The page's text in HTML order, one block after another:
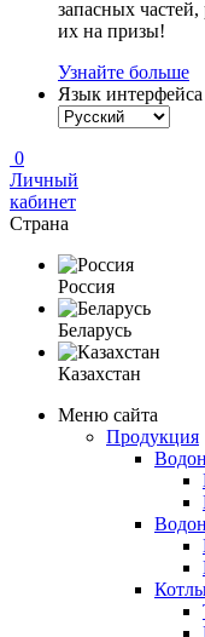
запасных
их на призы!
Узнайте больше
Язык интерфейса
0
Личный
кабинет
Страна
Россия
Беларусь
Казахстан
Меню сайта
Продукция